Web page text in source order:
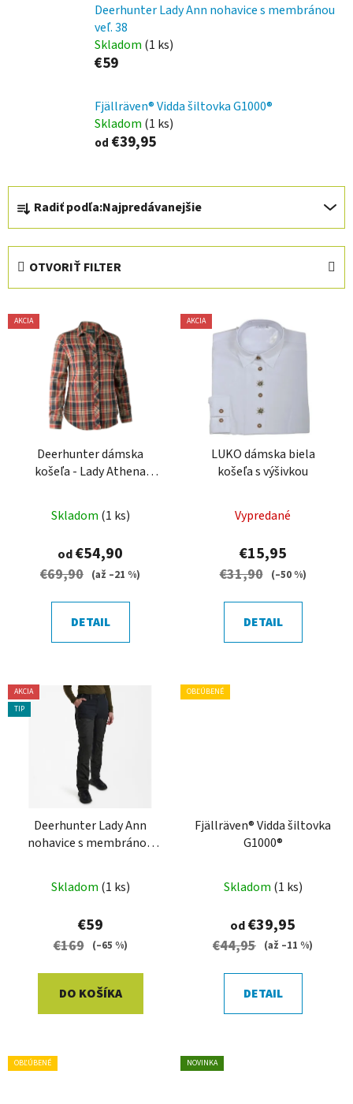
Deerhunter Lady Ann nohavice s membránou
veľ. 38
Skladom (1 ks)
€59
Fjällräven® Vidda šiltovka G1000®
Skladom (1 ks)
od €39,95
R
d
i
e
Radiť podľa:Najpredávanejšie
OTVORIŤ FILTER
V
ý
AKCIA
Deerhunter dámska
košeľa - Lady Athena
Skladom (1 ks)
od€54,90
€69,90 (až –21 %)
DETAIL
AKCIA
LUKO dámska biela
košeľa s výšivkou
Vypredané
€15,95
€31,90 (–50 %)
DETAIL
AKCIA
TIP
Deerhunter Lady Ann
nohavice s membránou
Skladom (1 ks)
€59
€169 (–65 %)
DO KOŠÍKA
OBĽÚBENÉ
Fjällräven® Vidda šiltovka
G1000®
Skladom (1 ks)
od€39,95
€44,95 (až –11 %)
DETAIL
OBĽÚBENÉ NOVINKA